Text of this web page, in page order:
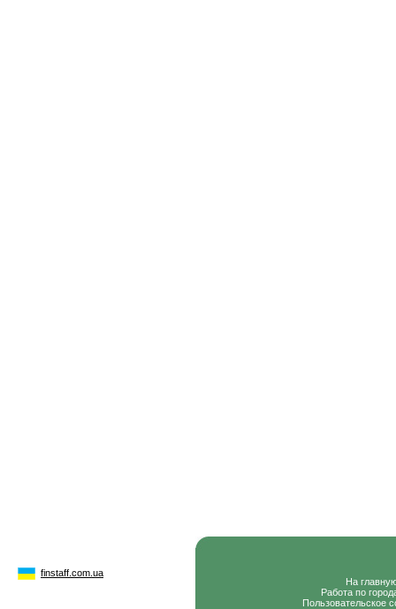
finstaff.com.ua
На
Работа по
Пользовательское